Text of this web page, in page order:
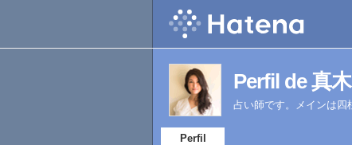
Perfil de 真
占い師です。メインは四
Perfil